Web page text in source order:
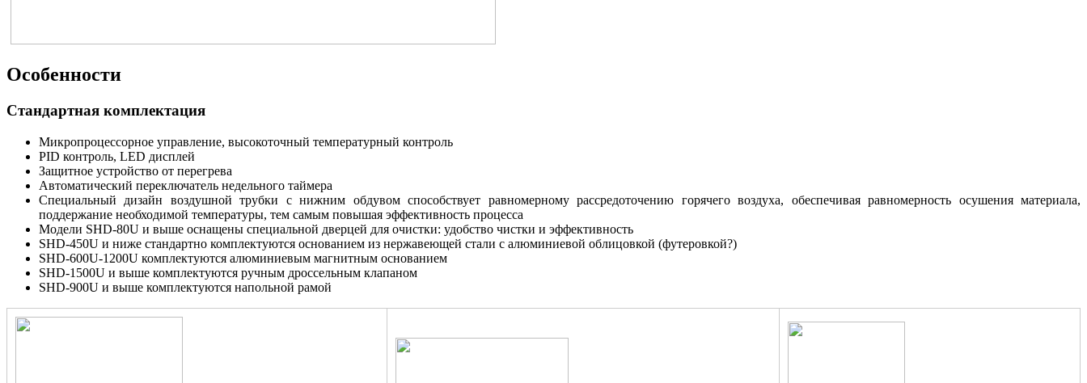
Особенности
Стандартная комплектация
Микропроцессорное управление, высокоточный температурный контроль
PID контроль, LED дисплей
Защитное устройство от перегрева
Автоматический переключатель недельного таймера
Специальный дизайн воздушной трубки с нижним обдувом способствует равномерному рассредоточению горячего воздуха, обеспечивая равномерность осушения материала,
поддержание необходимой температуры, тем самым повышая эффективность процесса
Модели SHD-80U и выше оснащены специальной дверцей для очистки: удобство чистки и эффективность
SHD-450U и ниже стандартно комплектуются основанием из нержавеющей стали с алюминиевой облицовкой (футеровкой?)
SHD-600U-1200U комплектуются алюминиевым магнитным основанием
SHD-1500U и выше комплектуются ручным дроссельным клапаном
SHD-900U и выше комплектуются напольной рамой